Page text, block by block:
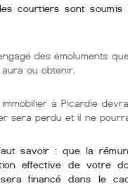
courtiers sont
des émoluments
ou obtenir.
à Picardie
sera perdu et il ne
savoir : que la
effective de votre
financé dans le